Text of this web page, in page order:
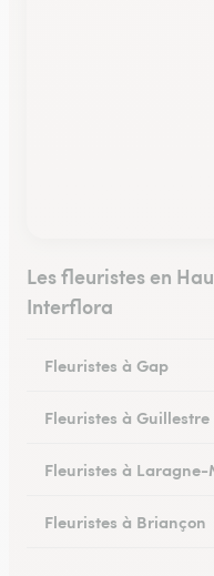
Les fleuristes en
Interflora
Fleuristes à Gap
Fleuristes à Guillestre
Fleuristes à
Fleuristes à Briançon